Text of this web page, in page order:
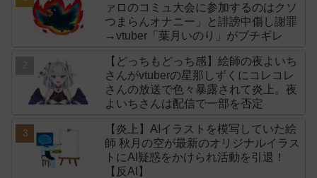
ァロのコミュ大会に参加するのはクソ
つまらんオナニー」と誹謗中傷し謝罪
→vtuber「葉月いのり」がブチギレ
【どっちもどっち感】絵師の夜よいち
さんがvtuberの星那しずくにコレコレ
さんの放送で色々暴露されて炎上。夜
よいちさんは配信で一部を否定
【炎上】AIイラストを模写していた絵
師 秋月の空が最新のオリジナルイラス
トにAI疑惑をかけられ活動を引退！
【反AI】